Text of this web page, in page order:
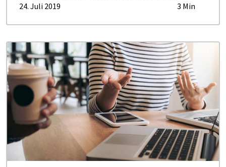
24. Juli 2019
3 Min